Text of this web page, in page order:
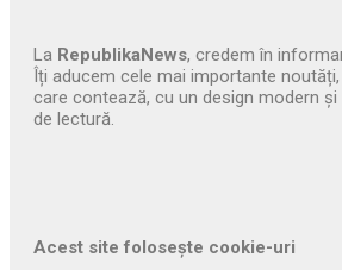
La RepublikaNews, credem în
Îți aducem cele mai importante
care contează, cu un design modern
de lectură.
Acest site folosește cookie-uri